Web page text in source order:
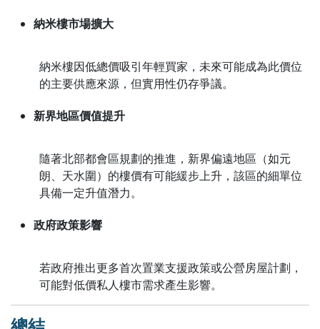
納米樓市場擴大
納米樓因低總價吸引年輕買家，未來可能成為此價位
的主要供應來源，但實用性仍存爭議。
新界地區價值提升
隨著北部都會區規劃的推進，新界偏遠地區（如元
朗、天水圍）的樓價有可能緩步上升，該區的細單位
具備一定升值潛力。
政府政策影響
若政府推出更多首次置業支援政策或公營房屋計劃，
可能對低價私人樓市需求產生影響。